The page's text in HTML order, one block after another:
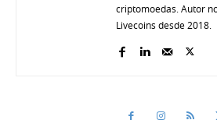
criptomoedas. Autor
Livecoins desde 2018.